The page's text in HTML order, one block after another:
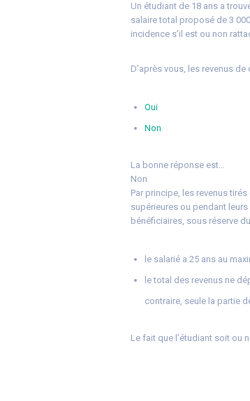
Un étudiant de 18 ans a
salaire total proposé de 3
incidence s’il est ou non
D’après vous, les revenus
Oui
Non
La bonne réponse est…
Non
Par principe, les revenus
supérieures ou pendant
bénéficiaires, sous réserve
le salarié a 25 ans au
le total des revenus ne
contraire, seule la partie
Le fait que l’étudiant soit ou